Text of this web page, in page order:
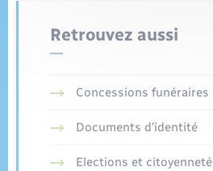
Retrouvez aussi
Concessions funéraires
Documents d’identité
Elections et citoyenneté